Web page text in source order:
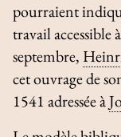
pourraient
travail accessible
septembre,
cet ouvrage de
1541 adressée à